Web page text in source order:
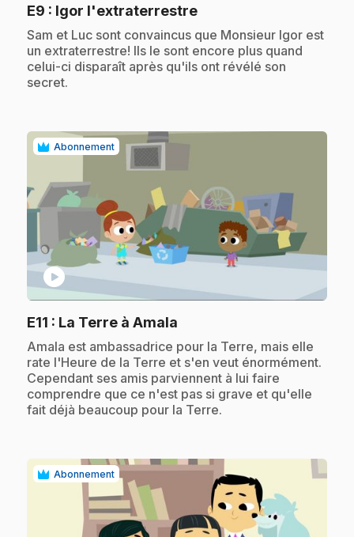
E9 : Igor l'extraterrestre.
.Sam et Luc sont convaincus que Monsieur Igor est
un extraterrestre! Ils le sont encore plus quand
celui-ci disparaît après qu'ils ont révélé son
secret.
Abonnement
play_circle
E11 : La Terre à Amala
.Amala est ambassadrice pour la Terre, mais elle
rate l'Heure de la Terre et s'en veut énormément.
Cependant ses amis parviennent à lui faire
comprendre que ce n'est pas si grave et qu'elle
fait déjà beaucoup pour la Terre.
Abonnement